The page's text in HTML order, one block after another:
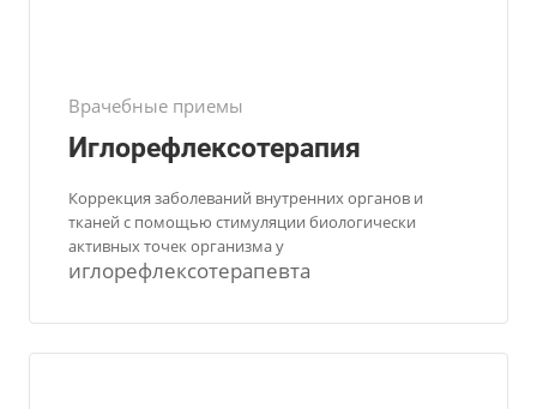
Врачебные приемы
Иглорефлексотерапия
Коррекция заболеваний внутренних органов и
тканей с помощью стимуляции биологически
активных точек организма у
иглорефлексотерапевта